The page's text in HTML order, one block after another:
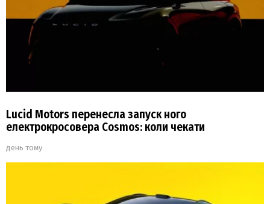
Lucid Motors перенесла запуск ного
електрокросовера Cosmos: коли чекати
день тому